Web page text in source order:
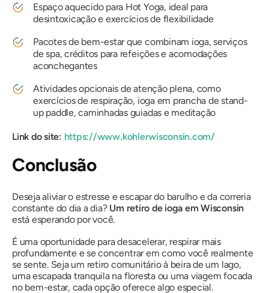
Espaço aquecido para Hot Yoga, ideal para
desintoxicação e exercícios de flexibilidade
Pacotes de bem-estar que combinam ioga, serviços
de spa, créditos para refeições e acomodações
aconchegantes
Atividades opcionais de atenção plena, como
exercícios de respiração, ioga em prancha de stand-
up paddle, caminhadas guiadas e meditação
Link do site: https://www.kohlerwisconsin.com/
Conclusão
Deseja aliviar o estresse e escapar do barulho e da correria
constante do dia a dia? Um retiro de ioga em Wisconsin
está esperando por você.
É uma oportunidade para desacelerar, respirar mais
profundamente e se concentrar em como você realmente
se sente. Seja um retiro comunitário à beira de um lago,
uma escapada tranquila na floresta ou uma viagem focada
no bem-estar, cada opção oferece algo especial.